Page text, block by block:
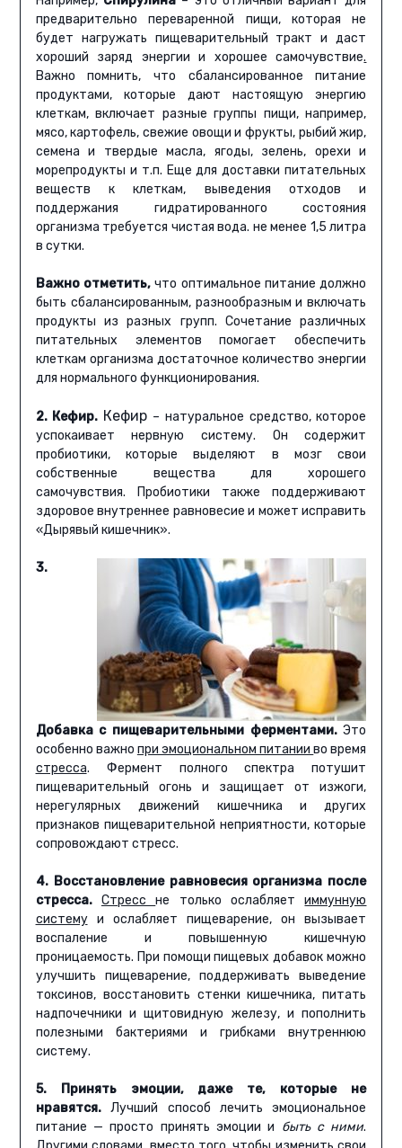
предварительно переваренной пищи, которая не
будет нагружать пищеварительный тракт и даст
хороший заряд энергии и хорошее самочувствие.
Важно помнить, что сбалансированное питание
продуктами, которые дают настоящую энергию
клеткам, включает разные группы пищи, например,
мясо, картофель, свежие овощи и фрукты, рыбий жир,
семена и твердые масла, ягоды, зелень, орехи и
морепродукты и т.п. Еще для доставки питательных
веществ к клеткам, выведения отходов и
поддержания гидратированного состояния
организма требуется чистая вода. не менее 1,5 литра
в сутки.
Важно отметить,что оптимальное питание должно
быть сбалансированным, разнообразным и включать
продукты из разных групп. Сочетание различных
питательных элементов помогает обеспечить
клеткам организма достаточное количество энергии
для нормального функционирования.
2. Кефир. Кефир – натуральное средство, которое
успокаивает нервную систему. Он содержит
пробиотики, которые выделяют в мозг свои
собственные вещества для хорошего
самочувствия. Пробиотики также поддерживают
здоровое внутреннее равновесие и может исправить
«Дырявый кишечник».
3.
Добавка с пищеварительными ферментами.Это
особенно важно при эмоциональном питанииво время
стресса. Фермент полного спектра потушит
пищеварительный огонь и защищает от изжоги,
нерегулярных движений кишечника и других
признаков пищеварительной неприятности, которые
сопровождают стресс.
4. Восстановление равновесия организма после
стресса.
Стрессне только ослабляетиммунную
системуи ослабляет пищеварение, он вызывает
воспаление и повышенную кишечную
проницаемость. При помощи пищевых добавок можно
улучшить пищеварение, поддерживать выведение
токсинов, восстановить стенки кишечника, питать
надпочечники и щитовидную железу, и пополнить
полезными бактериями и грибками внутреннюю
систему.
5. Принять эмоции, даже те, которые не
нравятся.Лучший способ лечить эмоциональное
питание — просто принять эмоции и быть с ними.